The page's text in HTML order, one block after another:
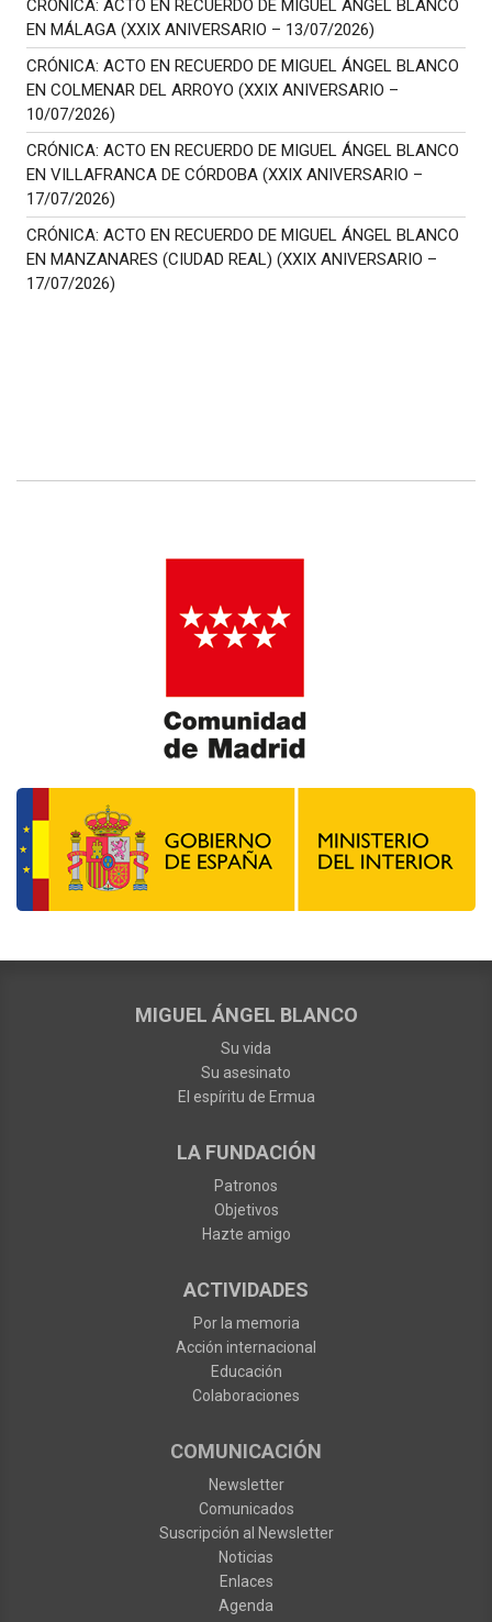
CRÓNICA: ACTO EN RECUERDO DE MIGUEL ÁNGEL BLANCO
EN MÁLAGA (XXIX ANIVERSARIO – 13/07/2026)
CRÓNICA: ACTO EN RECUERDO DE MIGUEL ÁNGEL BLANCO
EN COLMENAR DEL ARROYO (XXIX ANIVERSARIO –
10/07/2026)
CRÓNICA: ACTO EN RECUERDO DE MIGUEL ÁNGEL BLANCO
EN VILLAFRANCA DE CÓRDOBA (XXIX ANIVERSARIO –
17/07/2026)
CRÓNICA: ACTO EN RECUERDO DE MIGUEL ÁNGEL BLANCO
EN MANZANARES (CIUDAD REAL) (XXIX ANIVERSARIO –
17/07/2026)
MIGUEL ÁNGEL BLANCO
Su vida
Su asesinato
El espíritu de Ermua
LA FUNDACIÓN
Patronos
Objetivos
Hazte amigo
ACTIVIDADES
Por la memoria
Acción internacional
Educación
Colaboraciones
COMUNICACIÓN
Newsletter
Comunicados
Suscripción al Newsletter
Noticias
Enlaces
Agenda